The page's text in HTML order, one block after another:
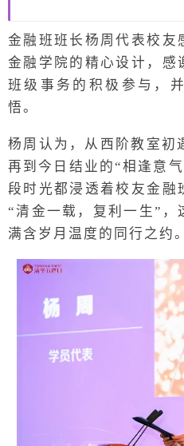
金融班班长杨周代表校友
金融学院的精心设计，感
班级事务的积极参与，
悟。
杨周认为，从西阶教室初
再到今日结业的“相逢意
段时光都浸透着校友金融
“清金一载，复利一生”，
满含岁月温度的同行之约。